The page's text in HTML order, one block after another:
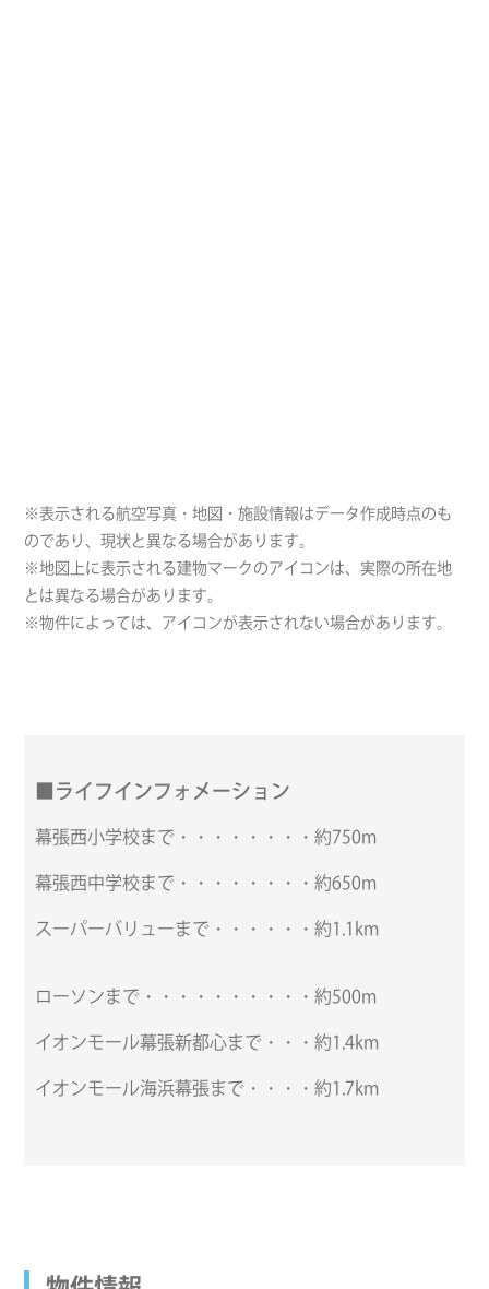
※表示される航空写真・地図・施設情報はデータ作成時点のも
のであり、現状と異なる場合があります。
※地図上に表示される建物マークのアイコンは、実際の所在地
とは異なる場合があります。
※物件によっては、アイコンが表示されない場合があります。
■ライフインフォメーション
幕張西小学校まで・・・・・・・・約750m
幕張西中学校まで・・・・・・・・約650m
スーパーバリューまで・・・・・・約1.1km
ローソンまで・・・・・・・・・・約500m
イオンモール幕張新都心まで・・・約1.4km
イオンモール海浜幕張まで・・・・約1.7km